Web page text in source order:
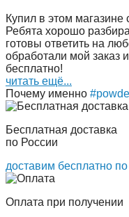
Купил в этом магазине
Ребята хорошо
готовы ответить на
обработали мой заказ
бесплатно!
читать ещё...
Почему именно
Бесплатная доставка
по России
доставим бесплатно
Оплата при получении